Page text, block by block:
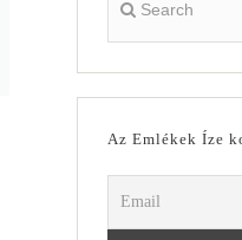
Az Emlékek Íze